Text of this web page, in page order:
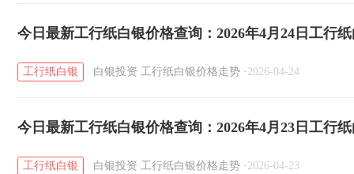
今日最新工行纸白银价格查询：2026年4月24日工行
工行纸白银 白银投资 工行纸白银价格走势 · 2026-04-24
今日最新工行纸白银价格查询：2026年4月23日工行
工行纸白银 白银投资 工行纸白银价格走势 · 2026-04-23